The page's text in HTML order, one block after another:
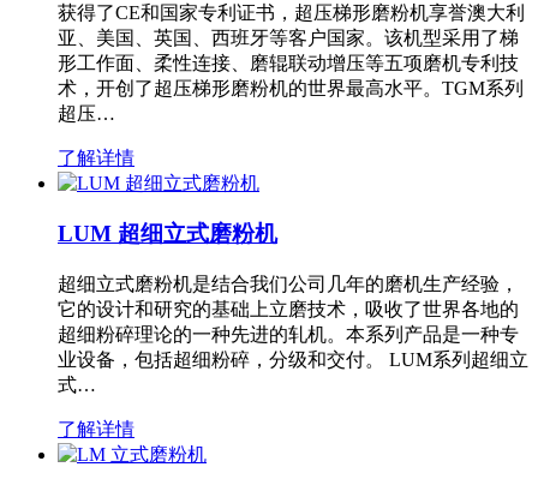
获得了CE和国家专利证书，超压梯形磨粉机享誉澳大利
亚、美国、英国、西班牙等客户国家。该机型采用了梯
形工作面、柔性连接、磨辊联动增压等五项磨机专利技
术，开创了超压梯形磨粉机的世界最高水平。TGM系列
超压…
了解详情
LUM 超细立式磨粉机
超细立式磨粉机是结合我们公司几年的磨机生产经验，
它的设计和研究的基础上立磨技术，吸收了世界各地的
超细粉碎理论的一种先进的轧机。本系列产品是一种专
业设备，包括超细粉碎，分级和交付。 LUM系列超细立
式…
了解详情